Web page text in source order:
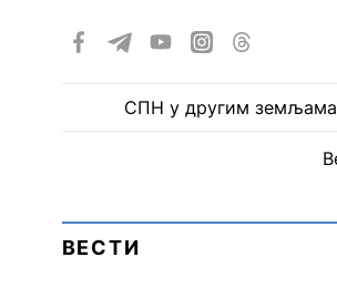
СПН у другим
ВЕСТИ